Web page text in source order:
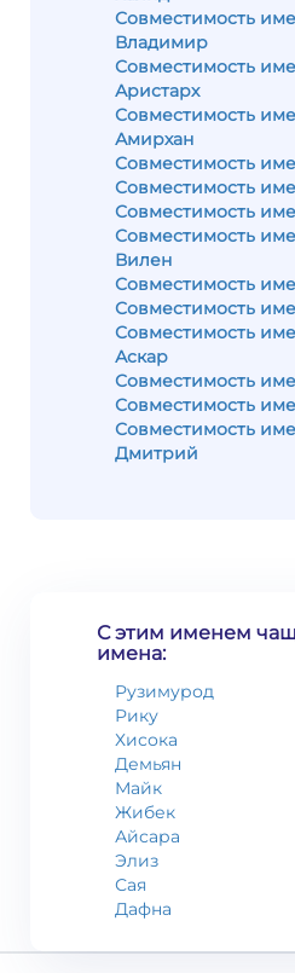
Совместимость
Владимир
Совместимость
Аристарх
Совместимость
Амирхан
Совместимость
Совместимость
Совместимость
Совместимость
Вилен
Совместимость
Совместимость
Совместимость
Аскар
Совместимость
Совместимость
Совместимость
Дмитрий
С этим именем
имена:
Рузимурод
Рику
Хисока
Демьян
Майк
Жибек
Айсара
Элиз
Сая
Дафна